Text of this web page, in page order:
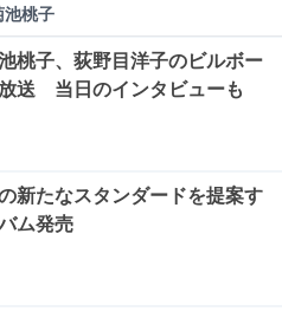
池桃子
桃子、荻野目洋子のビルボー
放送 当日のインタビューも
新たなスタンダードを提案す
ム発売